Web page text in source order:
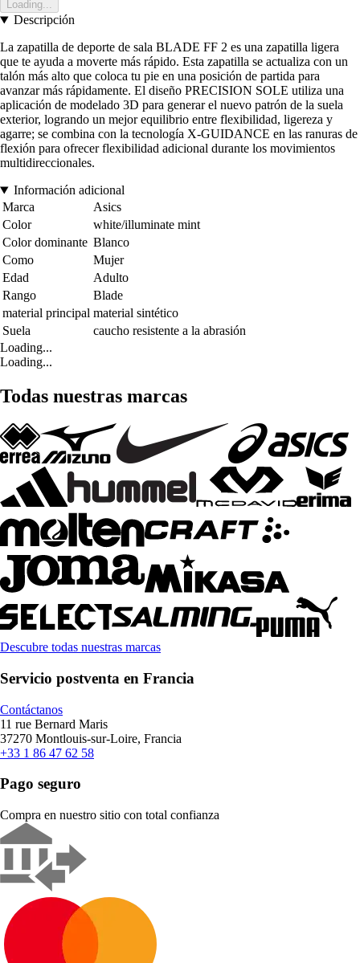
Loading...
Descripción
La zapatilla de deporte de sala BLADE FF 2 es una zapatilla ligera
que te ayuda a moverte más rápido. Esta zapatilla se actualiza con un
talón más alto que coloca tu pie en una posición de partida para
avanzar más rápidamente. El diseño PRECISION SOLE utiliza una
aplicación de modelado 3D para generar el nuevo patrón de la suela
exterior, logrando un mejor equilibrio entre flexibilidad, ligereza y
agarre; se combina con la tecnología X-GUIDANCE en las ranuras de
flexión para ofrecer flexibilidad adicional durante los movimientos
multidireccionales.
Información adicional
Marca
Asics
Color
white/illuminate mint
Color dominante Blanco
Como
Mujer
Edad
Adulto
Rango
Blade
material principal material sintético
Suela
caucho resistente a la abrasión
Loading...
Loading...
Todas nuestras marcas
Descubre todas nuestras marcas
Servicio postventa en Francia
Contáctanos
11 rue Bernard Maris
37270 Montlouis-sur-Loire, Francia
+33 1 86 47 62 58
Pago seguro
Compra en nuestro sitio con total confianza